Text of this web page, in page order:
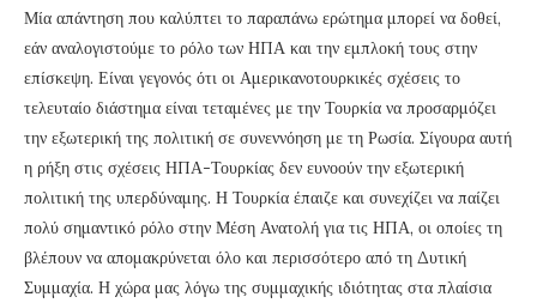
Μία απάντηση που καλύπτει το παραπάνω ερώτημα μπορεί να δοθεί,
εάν αναλογιστούμε το ρόλο των ΗΠΑ και την εμπλοκή τους στην
επίσκεψη. Είναι γεγονός ότι οι Αμερικανοτουρκικές σχέσεις το
τελευταίο διάστημα είναι τεταμένες με την Τουρκία να προσαρμόζει
την εξωτερική της πολιτική σε συνεννόηση με τη Ρωσία. Σίγουρα αυτή
η ρήξη στις σχέσεις ΗΠΑ-Τουρκίας δεν ευνοούν την εξωτερική
πολιτική της υπερδύναμης. Η Τουρκία έπαιζε και συνεχίζει να παίζει
πολύ σημαντικό ρόλο στην Μέση Ανατολή για τις ΗΠΑ, οι οποίες τη
βλέπουν να απομακρύνεται όλο και περισσότερο από τη Δυτική
Συμμαχία. Η χώρα μας λόγω της συμμαχικής ιδιότητας στα πλαίσια